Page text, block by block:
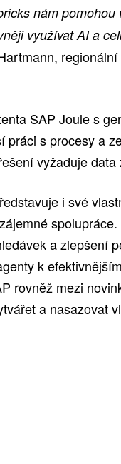
nám
využívat AI a
SAP Joule s
práci s procesy a
vyžaduje
i své
a zlepšení
k
rovněž mezi
a nasazovat